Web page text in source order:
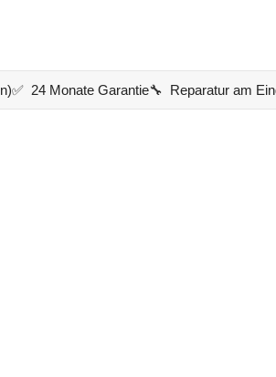
✅ 24 Monate Garantie🔧 Reparatur am